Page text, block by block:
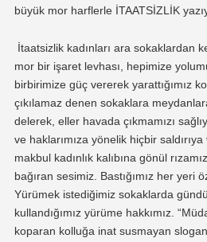
büyük mor harflerle İTAATSİZLİK
İtaatsizlik kadınları ara sokaklardan
mor bir işaret levhası, hepimize
birbirimize güç vererek yarattığımız
çıkılamaz denen sokaklara
delerek, eller havada çıkmamızı
ve haklarımıza yönelik hiçbir
makbul kadınlık kalıbına gönül
bağıran sesimiz. Bastığımız her yeri
Yürümek istediğimiz sokaklarda
kullandığımız yürüme hakkımız. “M
koparan kolluğa inat susmayan